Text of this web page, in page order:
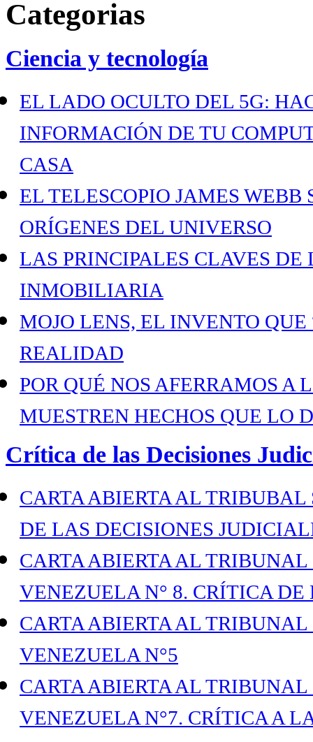
Categorias
Ciencia y tecnología
EL LADO OCULTO DEL 5G:
INFORMACIÓN DE TU
CASA
EL TELESCOPIO JAMES WEBB
ORÍGENES DEL UNIVERSO
LAS PRINCIPALES CLAVES
INMOBILIARIA
MOJO LENS, EL INVENTO
REALIDAD
POR QUÉ NOS AFERRAMOS A
MUESTREN HECHOS QUE LO
Crítica de las Decisiones
CARTA ABIERTA AL
DE LAS DECISIONES
CARTA ABIERTA AL
VENEZUELA N° 8. CRÍTICA
CARTA ABIERTA AL
VENEZUELA N°5
CARTA ABIERTA AL
VENEZUELA N°7. CRÍTICA A